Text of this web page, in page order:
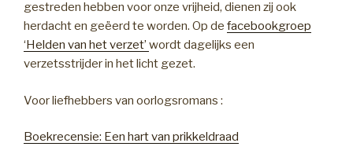
gestreden hebben voor onze vrijheid, dienen zij ook
herdacht en geëerd te worden. Op de facebookgroep
‘Helden van het verzet’ wordt dagelijks een
verzetsstrijder in het licht gezet.
Voor liefhebbers van oorlogsromans :
Boekrecensie: Een hart van prikkeldraad